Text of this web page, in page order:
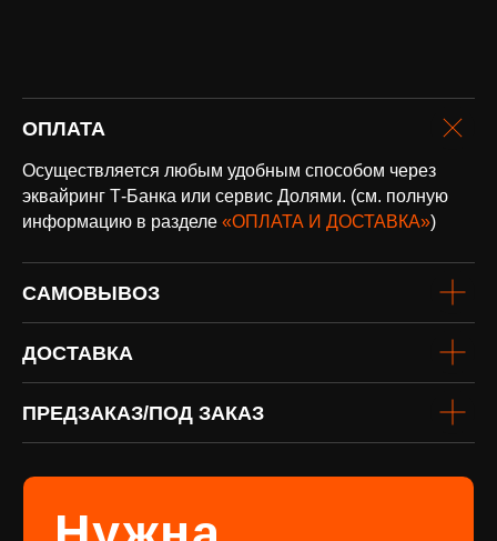
ОПЛАТА
Осуществляется любым удобным способом через
эквайринг Т-Банка или сервис Долями. (см. полную
информацию в разделе «ОПЛАТА И ДОСТАВКА»)
САМОВЫВОЗ
ДОСТАВКА
ПРЕДЗАКАЗ/ПОД ЗАКАЗ
винил
Под заказ
оформить предзаказ определённого
издания, заполните форму
оплата и
доставка
Подробнее
Доставка по всей России и странам
СНГ